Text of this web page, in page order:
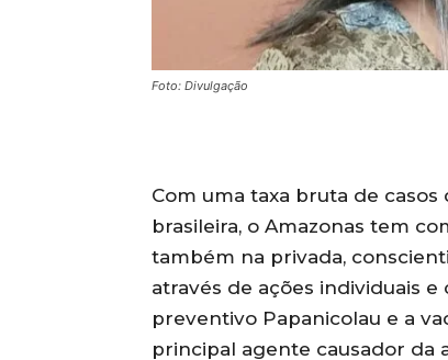
Foto: Divulgação
Com uma taxa bruta de
brasileira, o Amazonas tem
também na privada,
através de ações individuais
preventivo Papanicolau e a
principal agente causador da